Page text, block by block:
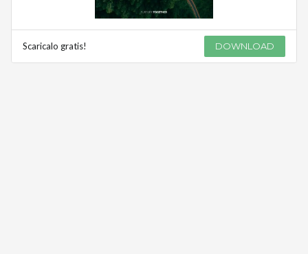
Scaricalo gratis! DOWNLOAD